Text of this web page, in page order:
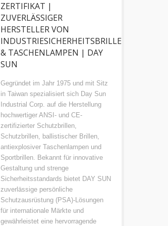
ZERTIFIKAT |
ZUVERLÄSSIGER
HERSTELLER VON
INDUSTRIESICHERHEITSBRILLE
& TASCHENLAMPEN | DAY
SUN
Gegründet im Jahr 1975 und mit Sitz
in Taiwan spezialisiert sich Day Sun
Industrial Corp. auf die Herstellung
hochwertiger ANSI- und CE-
zertifizierter Schutzbrillen,
Schutzbrillen, ballistischer Brillen,
antiexplosiver Taschenlampen und
Sportbrillen. Bekannt für innovative
Gestaltung und strenge
Sicherheitsstandards bietet DAY SUN
zuverlässige persönliche
Schutzausrüstung (PSA)-Lösungen
für internationale Märkte und
gewährleistet eine hervorragende